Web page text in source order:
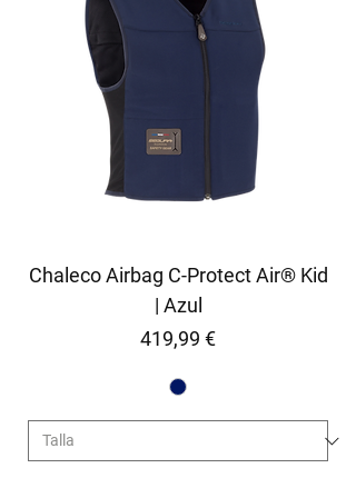
Chaleco Airbag C-Protect Air® Kid
| Azul
Precio
419,99 €